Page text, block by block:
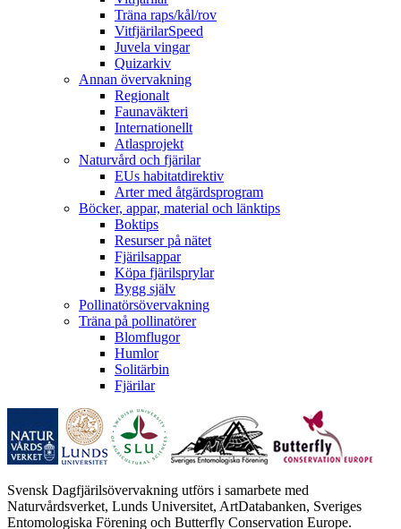
Träna raps/kål/rov
VitfjärilarSpeed
Juvela vingar
Quizarkiv
Annan övervakning
Regionalt
Faunaväkteri
Internationellt
Atlasprojekt
Naturvård och fjärilar
EUs habitatdirektiv
Arter med åtgärdsprogram
Böcker, appar, material och länktips
Boktips
Resurser på nätet
Fjärilsappar
Köpa fjärilsprylar
Bygg själv
Pollinatörsövervakning
Träna på pollinatörer
Blomflugor
Humlor
Solitärbin
Fjärilar
Svensk Dagfjärilsövervakning utförs i samarbete med
Naturvårdsverket, Lunds Universitet, ArtDatabanken, Sveriges
Entomologiska Förening och Butterfly Conservation Europe.